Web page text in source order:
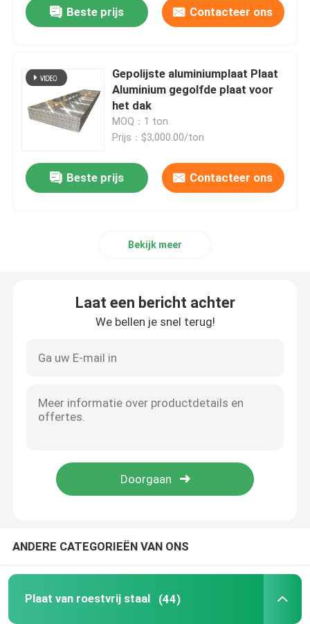
Producten
Beste prijs Contacteer ons
Gepolijste aluminiumplaat Plaat
Aluminium gegolfde plaat voor
het dak
MOQ：1 ton
Prijs：$3,000.00/ton
Beste prijs Contacteer ons
Bekijk meer
Laat een bericht achter
We bellen je snel terug!
ANDERE CATEGORIEËN VAN ONS
Plaat van roestvrij staal (44)